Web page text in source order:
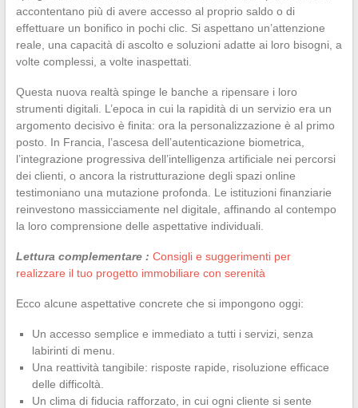
accontentano più di avere accesso al proprio saldo o di
effettuare un bonifico in pochi clic. Si aspettano un’attenzione
reale, una capacità di ascolto e soluzioni adatte ai loro bisogni, a
volte complessi, a volte inaspettati.
Questa nuova realtà spinge le banche a ripensare i loro
strumenti digitali. L’epoca in cui la rapidità di un servizio era un
argomento decisivo è finita: ora la personalizzazione è al primo
posto. In Francia, l’ascesa dell’autenticazione biometrica,
l’integrazione progressiva dell’intelligenza artificiale nei percorsi
dei clienti, o ancora la ristrutturazione degli spazi online
testimoniano una mutazione profonda. Le istituzioni finanziarie
reinvestono massicciamente nel digitale, affinando al contempo
la loro comprensione delle aspettative individuali.
Lettura complementare : Consigli e suggerimenti per
realizzare il tuo progetto immobiliare con serenità
Ecco alcune aspettative concrete che si impongono oggi:
Un accesso semplice e immediato a tutti i servizi, senza
labirinti di menu.
Una reattività tangibile: risposte rapide, risoluzione efficace
delle difficoltà.
Un clima di fiducia rafforzato, in cui ogni cliente si sente